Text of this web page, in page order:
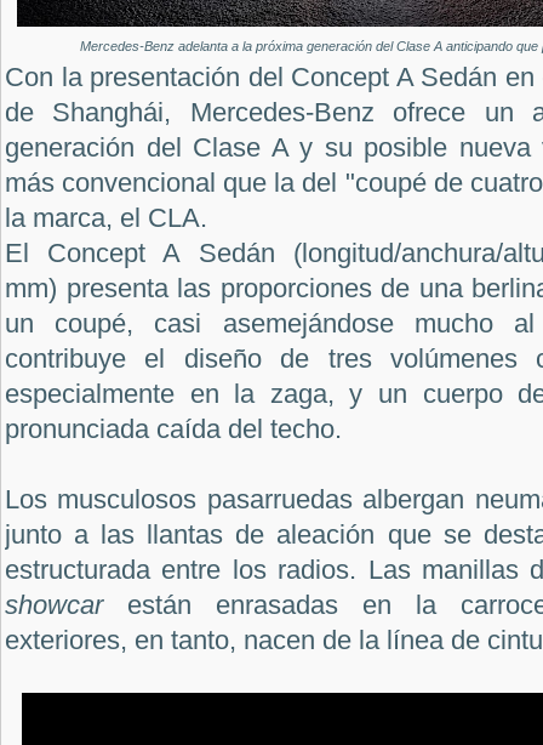
Mercedes-Benz adelanta a la próxima generación del Clase A anticipando
Con la presentación del Concept A Sedán
de Shanghái, Mercedes-Benz ofrece un
generación del Clase A y su posible nueva
más convencional que la del "coupé de
la marca, el CLA.
El Concept A Sedán (longitud/anchura/
mm) presenta las proporciones de una
un coupé, casi asemejándose mucho
contribuye el diseño de tres volúmenes
especialmente en la zaga, y un cuerpo
pronunciada caída del techo.
Los musculosos pasarruedas albergan
junto a las llantas de aleación que se
estructurada entre los radios. Las manillas
showcar están enrasadas en la
exteriores, en tanto, nacen de la línea de